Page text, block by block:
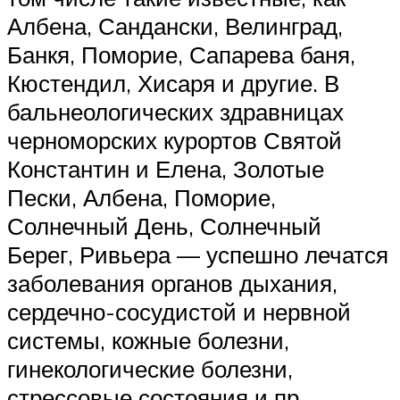
Албена, Сандански, Велинград,
Банкя, Поморие, Сапарева баня,
Кюстендил, Хисаря и другие. В
бальнеологических здравницах
черноморских курортов Святой
Константин и Елена, Золотые
Пески, Албена, Поморие,
Солнечный День, Солнечный
Берег, Ривьера — успешно лечатся
заболевания органов дыхания,
сердечно-сосудистой и нервной
системы, кожные болезни,
гинекологические болезни,